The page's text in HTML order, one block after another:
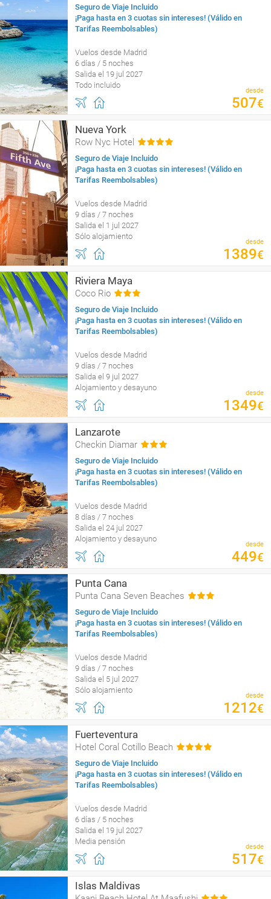
Seguro de Viaje Incluido
¡Paga hasta en 3 cuotas sin intereses! (Válido en
Tarifas Reembolsables)
Vuelos desde Madrid
6 días / 5 noches
Salida el 19 jul 2027
Todo incluido
desde
507€
Nueva York
Row Nyc Hotel
Seguro de Viaje Incluido
¡Paga hasta en 3 cuotas sin intereses! (Válido en
Tarifas Reembolsables)
Vuelos desde Madrid
9 días / 7 noches
Salida el 1 jul 2027
Sólo alojamiento
desde
1389€
Riviera Maya
Coco Rio
Seguro de Viaje Incluido
¡Paga hasta en 3 cuotas sin intereses! (Válido en
Tarifas Reembolsables)
Vuelos desde Madrid
9 días / 7 noches
Salida el 9 jul 2027
Alojamiento y desayuno
desde
1349€
Lanzarote
Checkin Diamar
Seguro de Viaje Incluido
¡Paga hasta en 3 cuotas sin intereses! (Válido en
Tarifas Reembolsables)
Vuelos desde Madrid
8 días / 7 noches
Salida el 24 jul 2027
Alojamiento y desayuno
desde
449€
Punta Cana
Punta Cana Seven Beaches
Seguro de Viaje Incluido
¡Paga hasta en 3 cuotas sin intereses! (Válido en
Tarifas Reembolsables)
Vuelos desde Madrid
9 días / 7 noches
Salida el 5 jul 2027
Sólo alojamiento
desde
1212€
Fuerteventura
Hotel Coral Cotillo Beach
Seguro de Viaje Incluido
¡Paga hasta en 3 cuotas sin intereses! (Válido en
Tarifas Reembolsables)
Vuelos desde Madrid
6 días / 5 noches
Salida el 19 jul 2027
Media pensión
desde
517€
Islas Maldivas